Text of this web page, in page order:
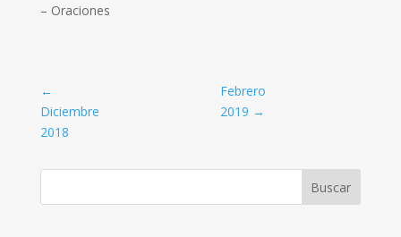
– Oraciones
←
Diciembre
2018
Febrero
2019 →